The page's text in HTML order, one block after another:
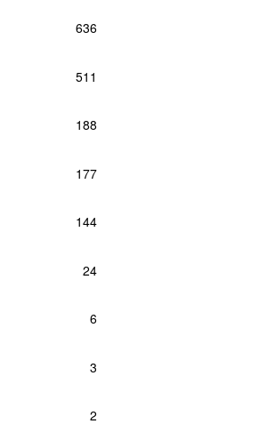
636
511
188
177
144
24
6
3
2